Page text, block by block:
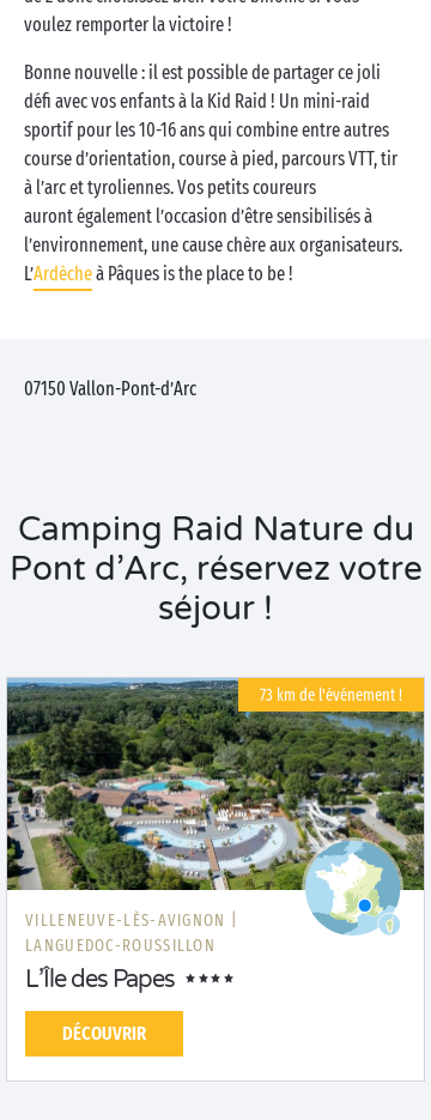
voulez remporter la victoire !
Bonne nouvelle : il est possible de partager ce joli
défi avec vos enfants à la Kid Raid ! Un mini-raid
sportif pour les 10-16 ans qui combine entre autres
course d’orientation, course à pied, parcours VTT, tir
à l’arc et tyroliennes. Vos petits coureurs
auront également l’occasion d’être sensibilisés à
l’environnement, une cause chère aux organisateurs.
L’Ardècheà Pâques is the place to be !
07150 Vallon-Pont-d’Arc
Camping Raid Nature du
Pont d’Arc, réservez votre
séjour !
73 km de l'événement !
VILLENEUVE-LÈS-AVIGNON |
LANGUEDOC-ROUSSILLON
L’Île des Papes
DÉCOUVRIR